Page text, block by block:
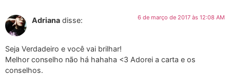
Adriana disse: 6 de março de 2017 às 12:08 AM
Seja Verdadeiro e você vai brilhar!
Melhor conselho não há hahaha <3 Adorei a carta e os
conselhos.